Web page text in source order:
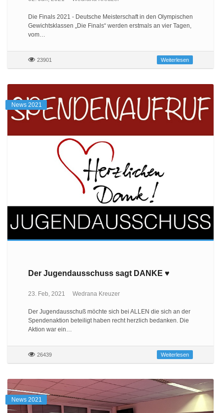
Die Finals 2021 - Deutsche Meisterschaft in den Olympischen
Gewichtsklassen „Die Finals“ werden erstmals an vier Tagen,
vom…
23901 Weiterlesen
News 2021
Der Jugendausschuss sagt DANKE ♥
23. Feb, 2021 Wedrana Kreuzer
Der Jugendausschuß möchte sich bei ALLEN die sich an der
Spendenaktion beteiligt haben recht herzlich bedanken. Die
Aktion war ein…
26439 Weiterlesen
News 2021